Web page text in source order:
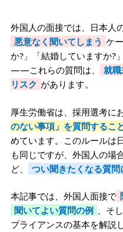
外国人の面接では、日本人
悪意なく聞いてしまう ケ
か?」「結婚していますか?
——これらの質問は、
就
リスク があります。
厚生労働省は、採用選考に
のない事項」を質問するこ
めています。このルールは
も同じですが、外国人の場
ど、
つい聞きたくなる質
本記事では、外国人面接で
聞いてよい質問の例 、そ
プライアンスの基本を解説